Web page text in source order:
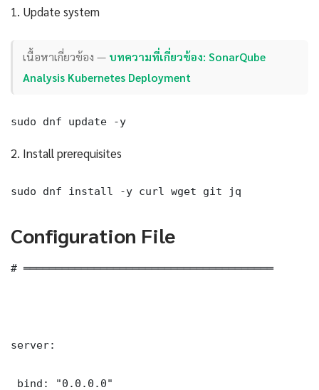
1. Update system
เนื้อหาเกี่ยวข้อง — บทความที่เกี่ยวข้อง: SonarQube
Analysis Kubernetes Deployment
sudo dnf update -y
2. Install prerequisites
sudo dnf install -y curl wget git jq
Configuration File
# ═══════════════════════════════════════
server:
bind: "0.0.0.0"